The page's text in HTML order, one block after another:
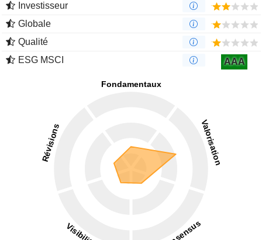
Investisseur
Globale
Qualité
ESG MSCI
AAA